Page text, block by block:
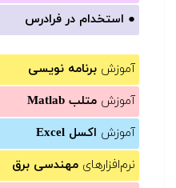
● استخدام در فرادرس
آموزش برنامه نویسی
آموزش متلب Matlab
آموزش اکسل Excel
نرم‌افزارهای مهندسی برق